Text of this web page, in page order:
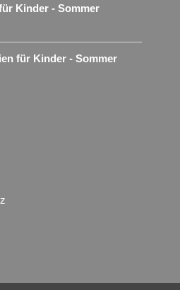
Kinder - Sommer
für Kinder - Sommer